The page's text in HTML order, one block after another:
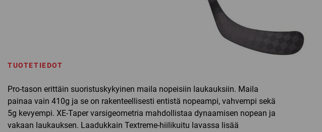
TUOTETIEDOT
Pro-tason erittäin suoristuskykyinen maila nopeisiin laukauksiin. Maila
painaa vain 410g ja se on rakenteellisesti entistä nopeampi, vahvempi sekä
5g kevyempi. XE-Taper varsigeometria mahdollistaa dynaamisen nopean ja
vakaan laukauksen. Laadukkain Textreme-hiilikuitu lavassa lisää